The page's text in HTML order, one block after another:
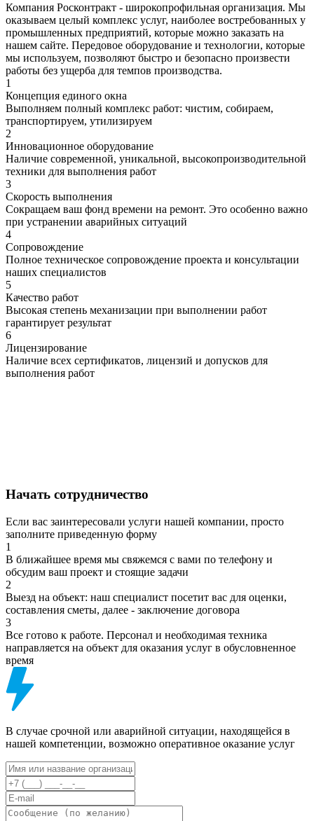
Компания Росконтракт - широкопрофильная организация. Мы
оказываем целый комплекс услуг, наиболее востребованных у
промышленных предприятий, которые можно заказать на
нашем сайте. Передовое оборудование и технологии, которые
мы используем, позволяют быстро и безопасно произвести
работы без ущерба для темпов производства.
1
Концепция единого окна
Выполняем полный комплекс работ: чистим, собираем,
транспортируем, утилизируем
2
Инновационное оборудование
Наличие современной, уникальной, высокопроизводительной
техники для выполнения работ
3
Скорость выполнения
Сокращаем ваш фонд времени на ремонт. Это особенно важно
при устранении аварийных ситуаций
4
Сопровождение
Полное техническое сопровождение проекта и консультации
наших специалистов
5
Качество работ
Высокая степень механизации при выполнении работ
гарантирует результат
6
Лицензирование
Наличие всех сертификатов, лицензий и допусков для
выполнения работ
Начать сотрудничество
Если вас заинтересовали услуги нашей компании, просто
заполните приведенную форму
1
В ближайшее время мы свяжемся с вами по телефону и
обсудим ваш проект и стоящие задачи
2
Выезд на объект: наш специалист посетит вас для оценки,
составления сметы, далее - заключение договора
3
Все готово к работе. Персонал и необходимая техника
направляется на объект для оказания услуг в обусловненное
время
В случае срочной или аварийной ситуации, находящейся в
нашей компетенции, возможно оперативное оказание услуг